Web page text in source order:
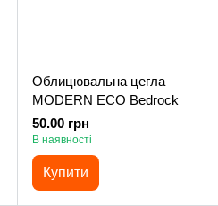
Облицювальна цегла
MODERN ECO Bedrock
50.00 грн
В наявності
Купити